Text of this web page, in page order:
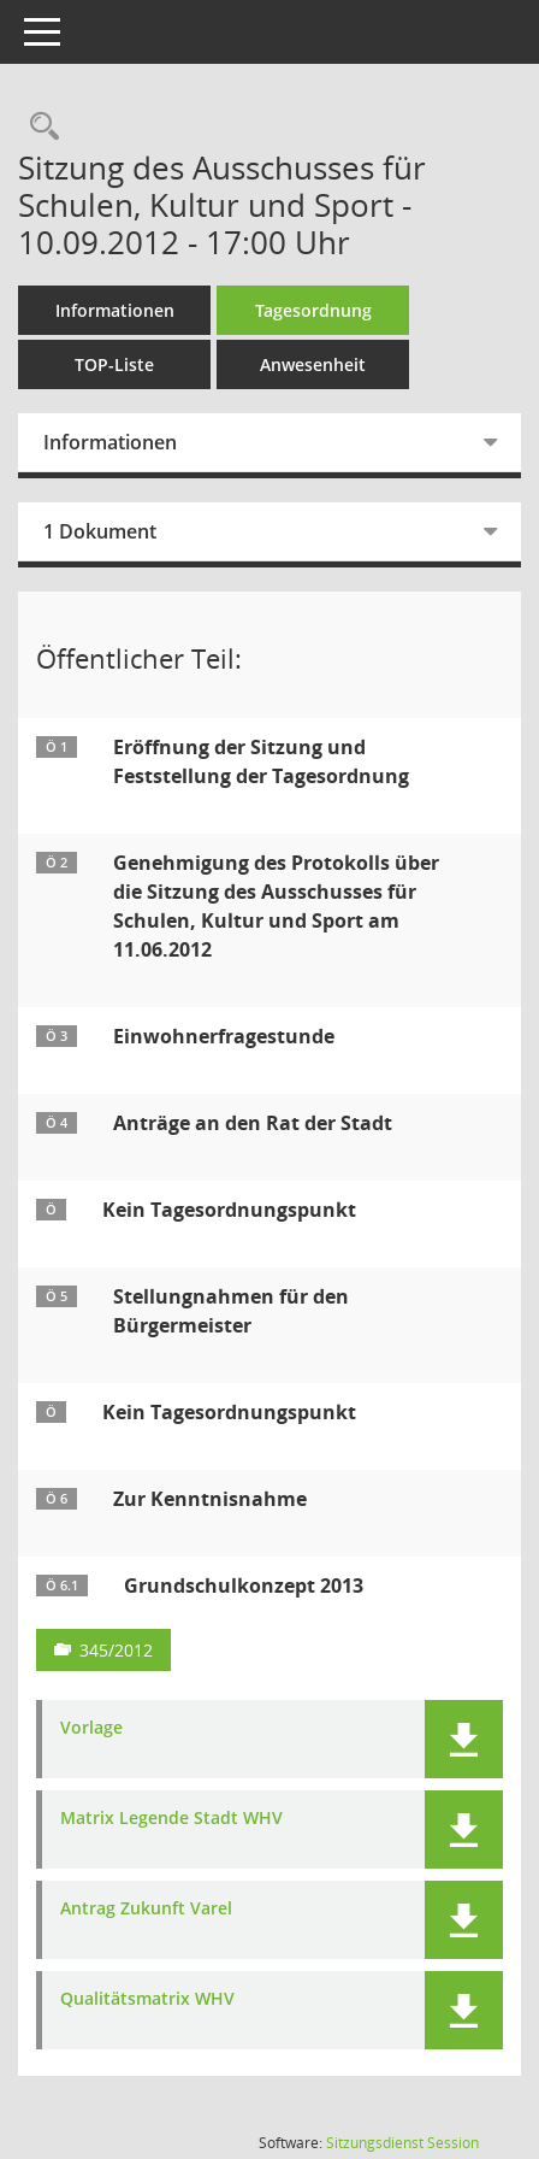
Toggle navigation
Rechercheauswahl
Sitzung des Ausschusses für
Schulen, Kultur und Sport -
10.09.2012 - 17:00 Uhr
Informationen Tagesordnung
TOP-Liste Anwesenheit
Informationen
1 Dokument
Öffentlicher Teil:
Ö 1
Eröffnung der Sitzung und
Feststellung der Tagesordnung
Ö 2
Genehmigung des Protokolls über
die Sitzung des Ausschusses für
Schulen, Kultur und Sport am
11.06.2012
Ö 3 Einwohnerfragestunde
Ö 4 Anträge an den Rat der Stadt
Ö Kein Tagesordnungspunkt
Ö 5
Stellungnahmen für den
Bürgermeister
Ö Kein Tagesordnungspunkt
Ö 6 Zur Kenntnisnahme
Ö 6.1 Grundschulkonzept 2013
345/2012
Vorlage
Matrix Legende Stadt WHV
Antrag Zukunft Varel
Qualitätsmatrix WHV
Software:SitzungsdienstSession(Wird in